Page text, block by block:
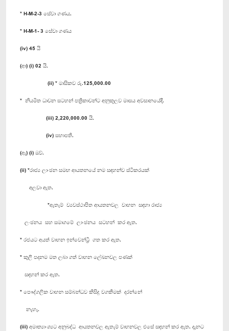
* H-M-2-3 සේවා ගණය.
* H-M-1- 3 සේවා ගණය
(iv) 45 යි
(ආ) (i) 02 යි.
(ii) * මාසිකව රු.125,000.00
* නියමිත ධාවන සටහන් පත්‍රිකාවන්ට අනුකූලව මාසය අවසාන‍යේදී.
(iii) 2,220,000.00 යි.
(iv) සභාපති.
(ඇ) (i) ඔව්.
(ii) *රාජ්‍ය ලාංඡන සමඟ ආයතනයේ නම සඳහන්ව ස්ටිකරයක්
අලවා ඇත.
*ඇතැම් ව්‍යවස්ථාපිත ආයතනවල වාහන සඳහා රාජ්‍ය
ලංඡනය සහ සමාගමේ ලාංඡනය සටහන් කර ඇත.
* රජයට අයත් වාහන ඉන්වෙන්ට්‍රි ගත කර ඇත.
* කුලී පදනම මත ලබා ගත් වාහන ලේඛනවල පණක්
සඳහන් කර ඇත.
* පෞද්ගලික වාහන සම්බන්ධව කිසිදු වගකීමක් දරන්නේ
නැහැ.
(iii) අමාත්‍යාංශ්‍යට අනුබද්ධ ආයතනවල ඇතැම් වාහනවල එසේ සඳහන් කර ඇත. දැනට